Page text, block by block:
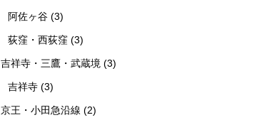
阿佐ヶ谷 (3)
荻窪・西荻窪 (3)
吉祥寺・三鷹・武蔵境 (3)
吉祥寺 (3)
京王・小田急沿線 (2)